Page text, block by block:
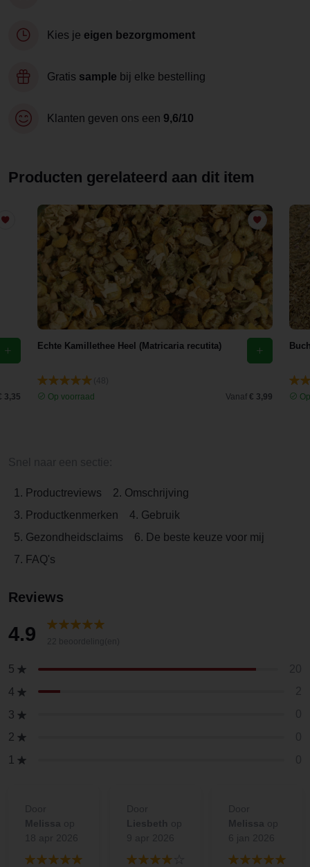
Kies je eigen bezorgmoment
Gratis sample bij elke bestelling
Klanten geven ons een 9,6/10
Producten gerelateerd aan dit item
3,35
Echte Kamillethee Heel (Matricaria recutita)
Op voorraad
Vanaf € 3,99
1. Productreviews
2. Omschrijving
3. Productkenmerken
4. Gebruik
5. Gezondheidsclaims
6. De beste keuze voor mij
7. FAQ's
Reviews
4.9
5
4
3
2
1